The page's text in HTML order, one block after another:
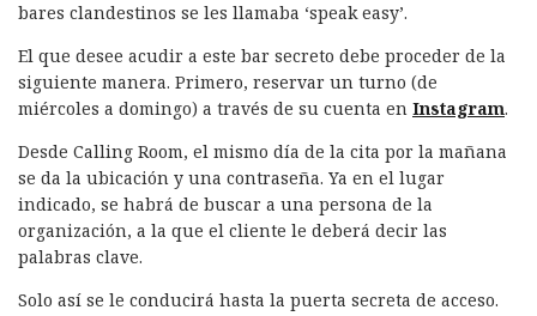
bares clandestinos se les llamaba ‘speak easy’.
El que desee acudir a este bar secreto debe proceder de la
siguiente manera. Primero, reservar un turno (de
miércoles a domingo) a través de su cuenta en Instagram.
Desde Calling Room, el mismo día de la cita por la mañana
se da la ubicación y una contraseña. Ya en el lugar
indicado, se habrá de buscar a una persona de la
organización, a la que el cliente le deberá decir las
palabras clave.
Solo así se le conducirá hasta la puerta secreta de acceso.